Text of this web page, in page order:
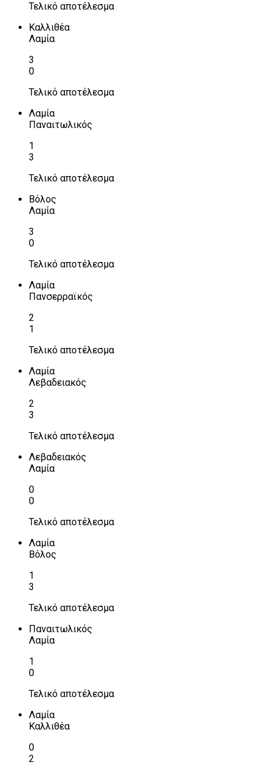
Τελικό αποτέλεσμα
Καλλιθέα
Λαμία
3
0
Τελικό αποτέλεσμα
Λαμία
Παναιτωλικός
1
3
Τελικό αποτέλεσμα
Βόλος
Λαμία
3
0
Τελικό αποτέλεσμα
Λαμία
Πανσερραϊκός
2
1
Τελικό αποτέλεσμα
Λαμία
Λεβαδειακός
2
3
Τελικό αποτέλεσμα
Λεβαδειακός
Λαμία
0
0
Τελικό αποτέλεσμα
Λαμία
Βόλος
1
3
Τελικό αποτέλεσμα
Παναιτωλικός
Λαμία
1
0
Τελικό αποτέλεσμα
Λαμία
Καλλιθέα
0
2